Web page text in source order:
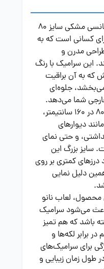
سرامیک دیوار ایفا سرام مدل نانسی مشکی سایز 80
برای کسانی است که به
مدرن و
این سرامیک با رنگ
که به آن براقیت
جلوه‌ای
شما می‌دهد.
سرامیک نانسی مشکی با سایز 80 در 160 سانتیمتر،
دیوارهای
و حتی نمای
سایز بزرگ این
کمتری بر روی
دلیل نمایی
محصول، لعاب نانو
می‌شود سرامیک
باشد که هم تمیز
برابر لکه‌ها و
برای سرامیک‌های
طول زمان زیبایی و